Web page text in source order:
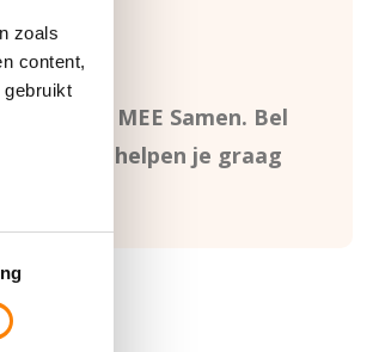
zoals
content,
gebruikt
kunt uw
met MEE Samen. Bel
. Wij helpen je graag